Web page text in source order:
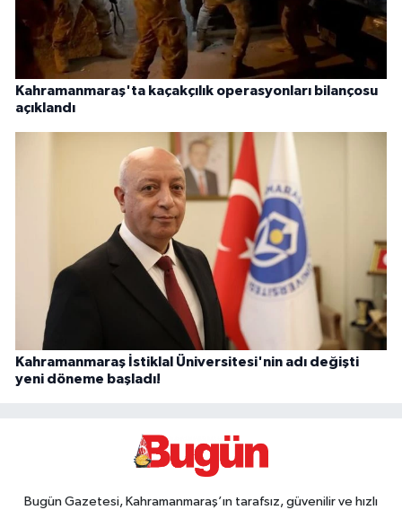
Kahramanmaraş'ta kaçakçılık operasyonları bilançosu
açıklandı
Kahramanmaraş İstiklal Üniversitesi'nin adı değişti
yeni döneme başladı!
Bugün Gazetesi, Kahramanmaraş’ın tarafsız, güvenilir ve hızlı